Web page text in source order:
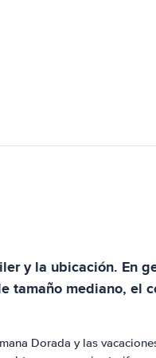
y la ubicación. En
tamaño mediano, el
Dorada y las